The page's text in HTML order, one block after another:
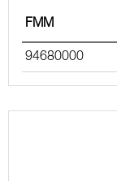
FMM
94680000